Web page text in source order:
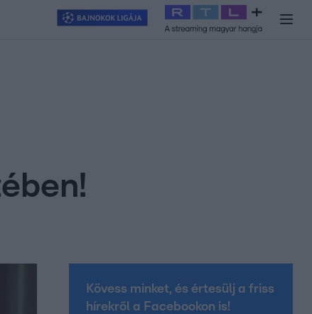
Exek csatája 2026 Celeb vagyok, ments ki innen
Kövess minket, és értesülj a friss
hírekről a Facebookon is!